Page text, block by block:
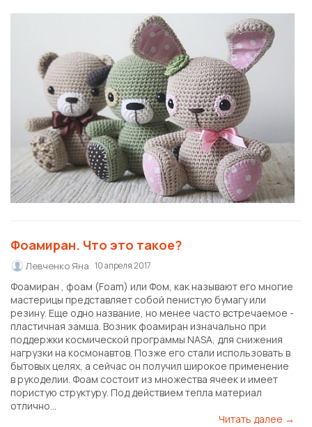
Фоамиран. Что это такое?
Левченко Яна 10 апреля 2017
Фоамиран , фоам (Foam) или Фом, как называют его многие
мастерицы представляет собой пенистую бумагу или
резину. Еще одно название, но менее часто встречаемое -
пластичная замша. Возник фоамиран изначально при
поддержки космической программы NASA, для снижения
нагрузки на космонавтов. Позже его стали использовать в
бытовых целях, а сейчас он получил широкое применение
в рукоделии. Фоам состоит из множества ячеек и имеет
пористую структуру. Под действием тепла материал
отлично...
Читать далее →